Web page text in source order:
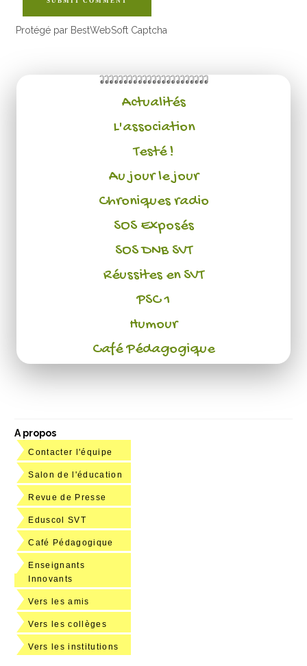
Protégé par BestWebSoft Captcha
Actualités
L'association
Testé !
Au jour le jour
Chroniques radio
SOS Exposés
SOS DNB SVT
Réussites en SVT
PSC 1
Humour
Café Pédagogique
A propos
Contacter l'équipe
Salon de l'éducation
Revue de Presse
Eduscol SVT
Café Pédagogique
Enseignants
Innovants
Vers les amis
Vers les collèges
Vers les institutions